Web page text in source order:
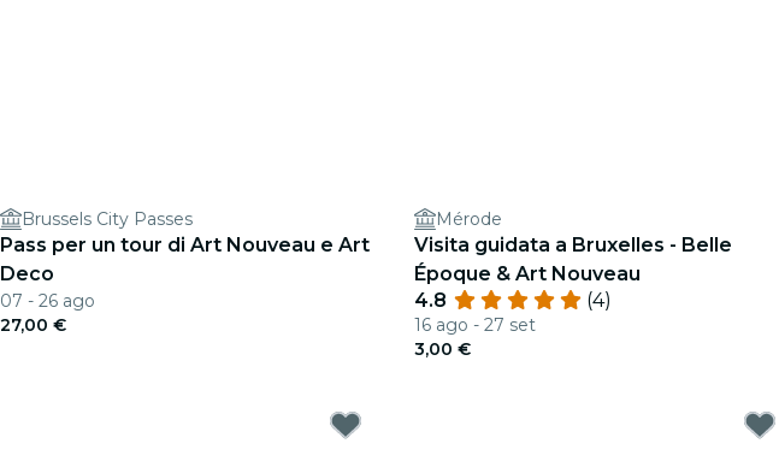
Brussels City Passes
Pass per un tour di Art Nouveau e Art
Deco
07 - 26 ago
27,00 €
Mérode
Visita guidata a Bruxelles - Belle
Époque & Art Nouveau
4.8
(4)
16 ago - 27 set
3,00 €